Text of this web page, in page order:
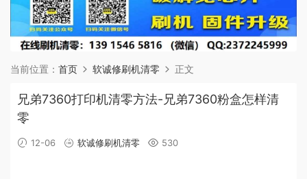
当前位置： 首页 软诚修刷机清零 正文
兄弟7360打印机清零方法-兄弟7360粉盒怎样清
零
12-06 软诚修刷机清零 530